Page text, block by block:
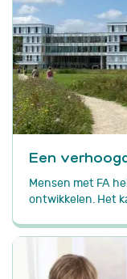
Een
Mensen met FA
ontwikkelen. Het